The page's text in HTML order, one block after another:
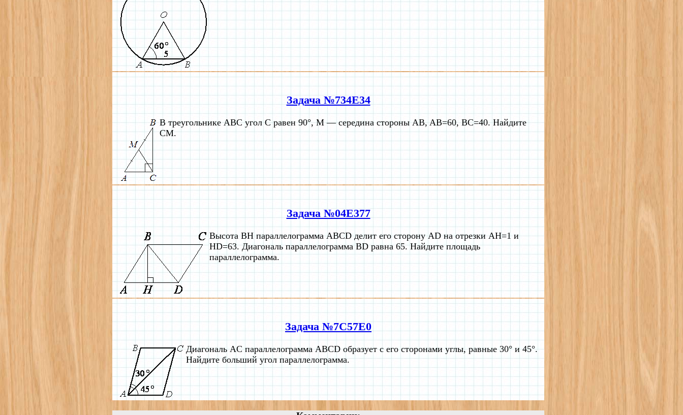
Задача №734E34
В треугольнике ABC угол C равен 90°, M — середина стороны AB, AB=60, BC=40. Найдите
CM.
Задача №04E377
Высота BH параллелограмма ABCD делит его сторону AD на отрезки AH=1 и
HD=63. Диагональ параллелограмма BD равна 65. Найдите площадь
параллелограмма.
Задача №7C57E0
Диагональ AC параллелограмма ABCD образует с его сторонами углы, равные 30° и 45°.
Найдите больший угол параллелограмма.